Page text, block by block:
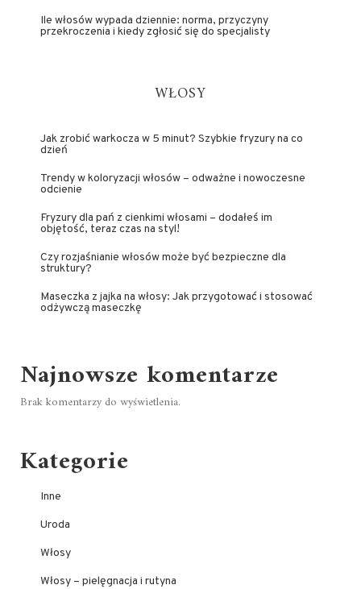
Ile włosów wypada dziennie: norma, przyczyny
przekroczenia i kiedy zgłosić się do specjalisty
WŁOSY
Jak zrobić warkocza w 5 minut? Szybkie fryzury na co
dzień
Trendy w koloryzacji włosów – odważne i nowoczesne
odcienie
Fryzury dla pań z cienkimi włosami – dodałeś im
objętość, teraz czas na styl!
Czy rozjaśnianie włosów może być bezpieczne dla
struktury?
Maseczka z jajka na włosy: Jak przygotować i stosować
odżywczą maseczkę
Najnowsze komentarze
Brak komentarzy do wyświetlenia.
Kategorie
Inne
Uroda
Włosy
Włosy – pielęgnacja i rutyna